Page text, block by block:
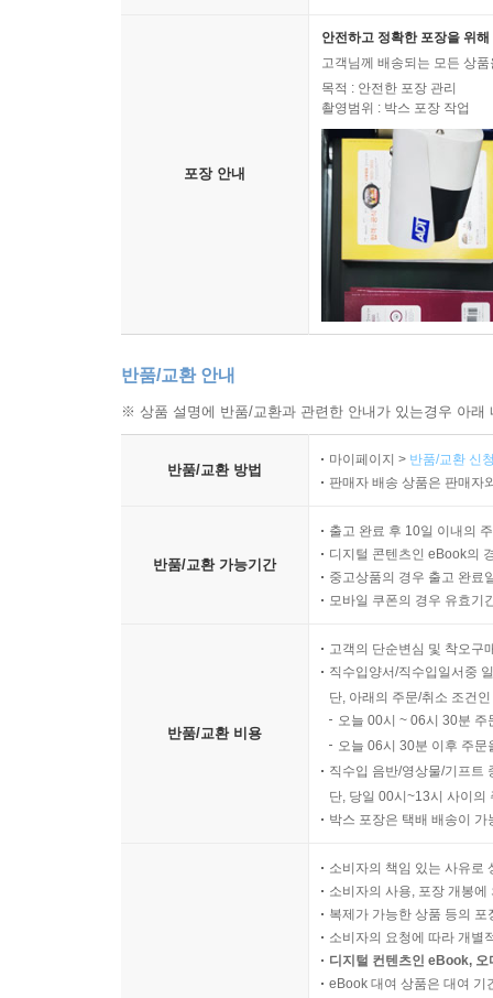
포장 안내
안전하고 정확한 포장을 위
고객님께 배송되는 모든 상
목적 : 안전한 포장 관리
촬영범위 : 박스 포장 작업
반품/교환 안내
※ 상품 설명에 반품/교환과 관련한 안내가 있는경우 아
반품/교환 방법
마이페이지 > 반품/교환 신
판매자 배송 상품은 판매자
반품/교환 가능기간
출고 완료 후 10일 이내의
디지털 콘텐츠인 eBook의
중고상품의 경우 출고 완료
모바일 쿠폰의 경우 유효기
반품/교환 비용
고객의 단순변심 및 착오구
직수입양서/직수입일서중
단, 아래의 주문/취소 조건
오늘 00시 ~ 06시 30분
오늘 06시 30분 이후 주
직수입 음반/영상물/기프트
단, 당일 00시~13시 사이의
박스 포장은 택배 배송이
소비자의 책임 있는 사유로
소비자의 사용, 포장 개봉
복제가 가능한 상품 등의
소비자의 요청에 따라 개별
디지털 컨텐츠인 eBook,
eBook 대여 상품은 대여 기